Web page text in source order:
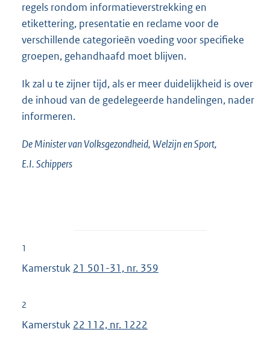
regels rondom informatieverstrekking en
etikettering, presentatie en reclame voor de
verschillende categorieën voeding voor specifieke
groepen, gehandhaafd moet blijven.
Ik zal u te zijner tijd, als er meer duidelijkheid is over
de inhoud van de gedelegeerde handelingen, nader
informeren.
De Minister van Volksgezondheid, Welzijn en Sport,
E.I.Schippers
1
Kamerstuk 21 501-31, nr. 359
2
Kamerstuk 22 112, nr. 1222